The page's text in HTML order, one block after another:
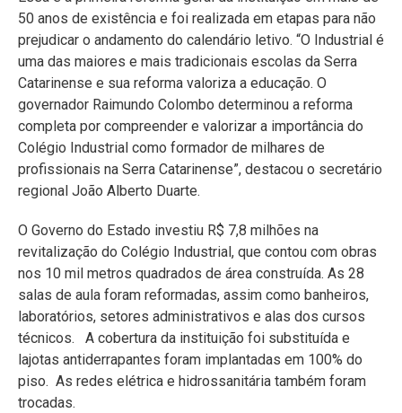
50 anos de existência e foi realizada em etapas para não
prejudicar o andamento do calendário letivo. “O Industrial é
uma das maiores e mais tradicionais escolas da Serra
Catarinense e sua reforma valoriza a educação. O
governador Raimundo Colombo determinou a reforma
completa por compreender e valorizar a importância do
Colégio Industrial como formador de milhares de
profissionais na Serra Catarinense”, destacou o secretário
regional João Alberto Duarte.
O Governo do Estado investiu R$ 7,8 milhões na
revitalização do Colégio Industrial, que contou com obras
nos 10 mil metros quadrados de área construída. As 28
salas de aula foram reformadas, assim como banheiros,
laboratórios, setores administrativos e alas dos cursos
técnicos. A cobertura da instituição foi substituída e
lajotas antiderrapantes foram implantadas em 100% do
piso. As redes elétrica e hidrossanitária também foram
trocadas.